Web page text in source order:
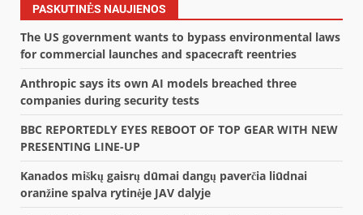
PASKUTINĖS NAUJIENOS
The US government wants to bypass environmental laws
for commercial launches and spacecraft reentries
Anthropic says its own AI models breached three
companies during security tests
BBC REPORTEDLY EYES REBOOT OF TOP GEAR WITH NEW
PRESENTING LINE-UP
Kanados miškų gaisrų dūmai dangų paverčia liūdnai
oranžine spalva rytinėje JAV dalyje